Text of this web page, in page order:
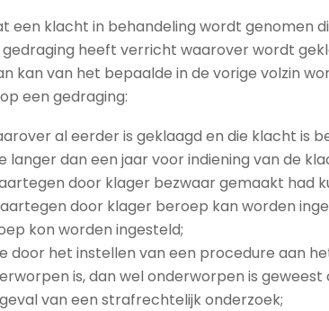
een klacht in behandeling wordt genomen
heeft verricht waarover wordt
kan van het bepaalde in de vorige volzin
een gedraging:
al eerder is geklaagd en die klacht is
langer dan een jaar voor indiening van de
door klager bezwaar gemaakt had
door klager beroep kan worden
kon worden ingesteld;
door het instellen van een procedure aan
is, dan wel onderworpen is geweest
van een strafrechtelijk onderzoek;